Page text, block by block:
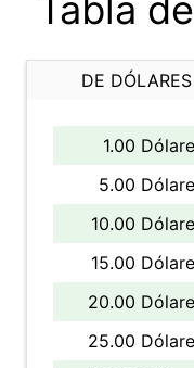
Tabla
DE
1.00
5.00
10.00
15.00
20.00
25.00